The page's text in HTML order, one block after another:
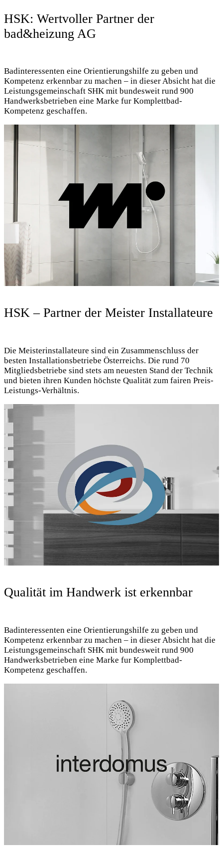
HSK: Wertvoller Partner der
bad&heizung AG
Badinteressenten eine Orientierungshilfe zu geben und
Kompetenz erkennbar zu machen – in dieser Absicht hat die
Leistungsgemeinschaft SHK mit bundesweit rund 900
Handwerksbetrieben eine Marke fur Komplettbad-
Kompetenz geschaffen.
HSK – Partner der Meister Installateure
Die Meisterinstallateure sind ein Zusammenschluss der
besten Installationsbetriebe Österreichs. Die rund 70
Mitgliedsbetriebe sind stets am neuesten Stand der Technik
und bieten ihren Kunden höchste Qualität zum fairen Preis-
Leistungs-Verhältnis.
Qualität im Handwerk ist erkennbar
Badinteressenten eine Orientierungshilfe zu geben und
Kompetenz erkennbar zu machen – in dieser Absicht hat die
Leistungsgemeinschaft SHK mit bundesweit rund 900
Handwerksbetrieben eine Marke fur Komplettbad-
Kompetenz geschaffen.